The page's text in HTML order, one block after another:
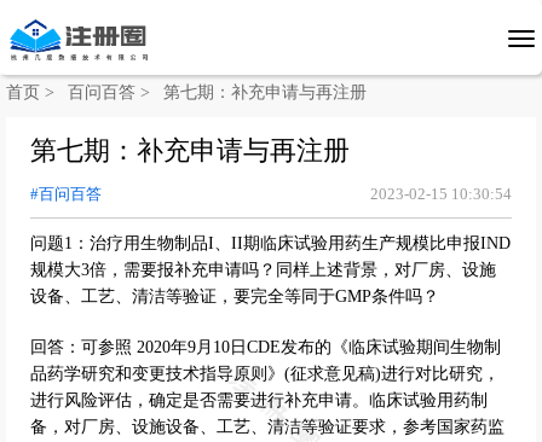
首页 > 百问百答 > 第七期：补充申请与再注册
第七期：补充申请与再注册
#百问百答 2023-02-15 10:30:54
问题1：治疗用生物制品I、II期临床试验用药生产规模比申报IND
规模大3倍，需要报补充申请吗？同样上述背景，对厂房、设施
设备、工艺、清洁等验证，要完全等同于GMP条件吗？
回答：可参照 2020年9月10日CDE发布的《临床试验期间生物制
品药学研究和变更技术指导原则》(征求意见稿)进行对比研究，
进行风险评估，确定是否需要进行补充申请。临床试验用药制
备，对厂房、设施设备、工艺、清洁等验证要求，参考国家药监